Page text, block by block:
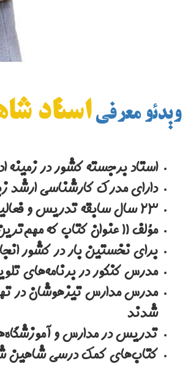
ویدئو معرفیاستاد
استاد برجسته کشور در زمینه
دارای مدرک کارشناسی ارشد
23 سال سابقه تدریس و فعالیت در تدریس ادبیات کنکور
مؤلف 11 عنوان کتاب که مهم‌ترین آن‌ها تاریخ ادبیات و آرایه‌های ادبی مصور است که
برای نخستین بار در کشور
مدرس کنکور در برنامه‌های
مدرس مدارس تیزهوشان در
شدند
تدریس در مدارس و
کتاب‌های کمک درسی شاهین